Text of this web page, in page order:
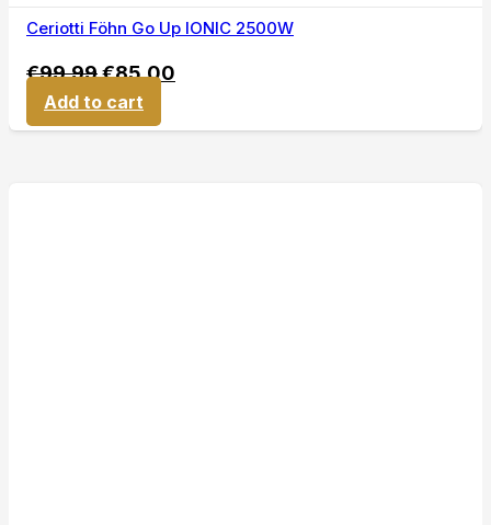
Ceriotti Föhn Go Up IONIC 2500W
€99,99€85,00
Add to cart